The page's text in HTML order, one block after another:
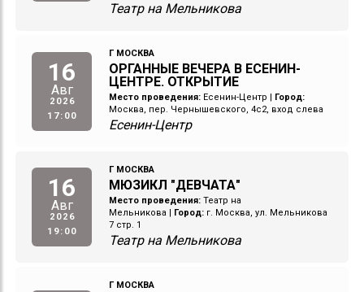
Театр на Мельникова
16
Авг
2026
17:00
Г МОСКВА
ОРГАННЫЕ ВЕЧЕРА В ЕСЕНИН-
ЦЕНТРЕ. ОТКРЫТИЕ
Место проведения: Есенин-Центр
Город:
Москва, пер. Чернышевского, 4с2, вход слева
Есенин-Центр
16
Авг
2026
19:00
Г МОСКВА
МЮЗИКЛ "ДЕВЧАТА"
Место проведения: Театр на
Мельникова
Город: г. Москва, ул. Мельникова
7 стр. 1
Театр на Мельникова
Г МОСКВА